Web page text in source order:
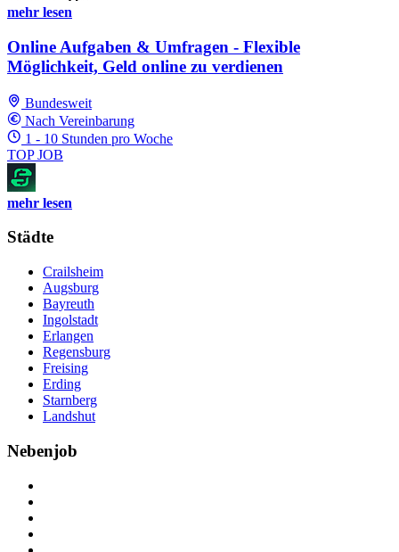
mehr lesen
Online Aufgaben & Umfragen - Flexible
Möglichkeit, Geld online zu verdienen
Bundesweit
Nach Vereinbarung
1 - 10 Stunden pro Woche
TOP JOB
mehr lesen
Städte
Crailsheim
Augsburg
Bayreuth
Ingolstadt
Erlangen
Regensburg
Freising
Erding
Starnberg
Landshut
Nebenjob